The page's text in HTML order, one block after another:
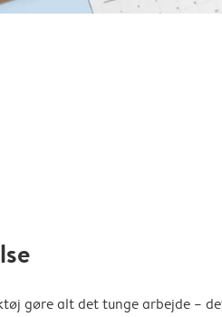
gøre alt det tunge arbejde –